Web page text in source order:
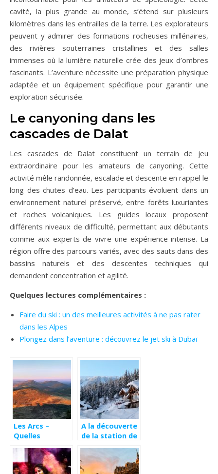
cavité, la plus grande au monde, s’étend sur plusieurs
kilomètres dans les entrailles de la terre. Les explorateurs
peuvent y admirer des formations rocheuses millénaires,
des rivières souterraines cristallines et des salles
immenses où la lumière naturelle crée des jeux d’ombres
fascinants. L’aventure nécessite une préparation physique
adaptée et un équipement spécifique pour garantir une
exploration sécurisée.
Le canyoning dans les
cascades de Dalat
Les cascades de Dalat constituent un terrain de jeu
extraordinaire pour les amateurs de canyoning. Cette
activité mêle randonnée, escalade et descente en rappel le
long des chutes d’eau. Les participants évoluent dans un
environnement naturel préservé, entre forêts luxuriantes
et roches volcaniques. Les guides locaux proposent
différents niveaux de difficulté, permettant aux débutants
comme aux experts de vivre une expérience intense. La
région offre des parcours variés, avec des sauts dans des
bassins naturels et des descentes techniques qui
demandent concentration et agilité.
Quelques lectures complémentaires :
Faire du ski : un des meilleures activités à ne pas rater
dans les Alpes
Plongez dans l’aventure : découvrez le jet ski à Dubaï
Les Arcs –
Quelles
pratiquer ?
A la découverte
de la station de